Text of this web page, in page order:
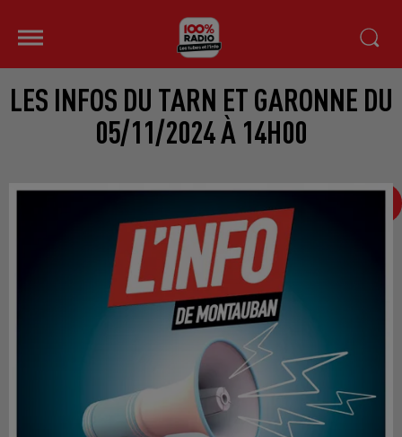
LES INFOS DU TARN ET GARONNE DU
05/11/2024 À 14H00